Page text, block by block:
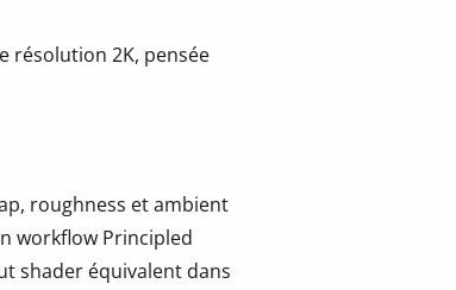
résolution 2K, pensée
roughness et ambient
workflow Principled
shader équivalent dans